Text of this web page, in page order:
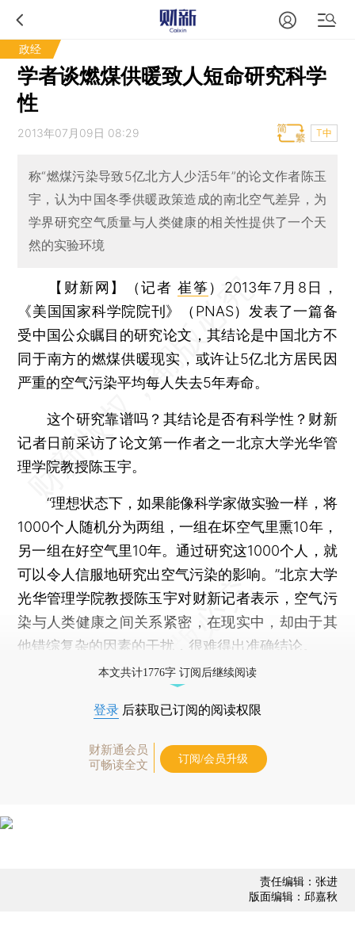
政经
学者谈燃煤供暖致人短命研究科学
性
2013年07月09日 08:29 T中
称“燃煤污染导致5亿北方人少活5年”的论文作者陈玉
宇，认为中国冬季供暖政策造成的南北空气差异，为
学界研究空气质量与人类健康的相关性提供了一个天
然的实验环境
【财新网】（记者崔筝） 2013年7月8日，
《美国国家科学院院刊》（PNAS）发表了一篇备
受中国公众瞩目的研究论文，其结论是中国北方不
同于南方的燃煤供暖现实，或许让5亿北方居民因
严重的空气污染平均每人失去5年寿命。
这个研究靠谱吗？其结论是否有科学性？财新
记者日前采访了论文第一作者之一北京大学光华管
理学院教授陈玉宇。
“理想状态下，如果能像科学家做实验一样，将
1000个人随机分为两组，一组在坏空气里熏10年，
另一组在好空气里10年。通过研究这1000个人，就
可以令人信服地研究出空气污染的影响。”北京大学
光华管理学院教授陈玉宇对财新记者表示，空气污
染与人类健康之间关系紧密，在现实中，却由于其
他错综复杂的因素的干扰，很难得出准确结论。
本文共计1776字 订阅后继续阅读
登录 后获取已订阅的阅读权限
财新通会员
可畅读全文
订阅/会员升级
责任编辑：张进
版面编辑：邱嘉秋